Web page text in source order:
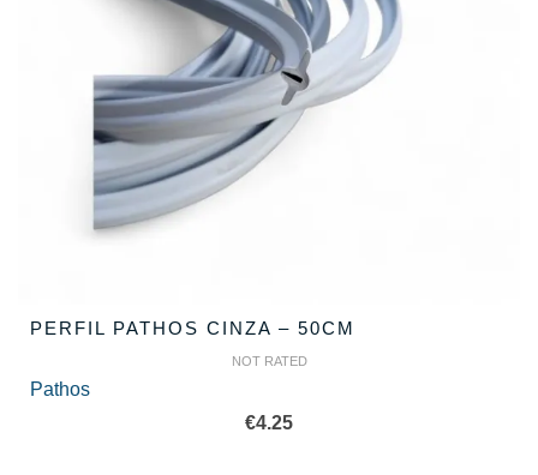
PERFIL PATHOS CINZA – 50CM
NOT RATED
Pathos
€4.25